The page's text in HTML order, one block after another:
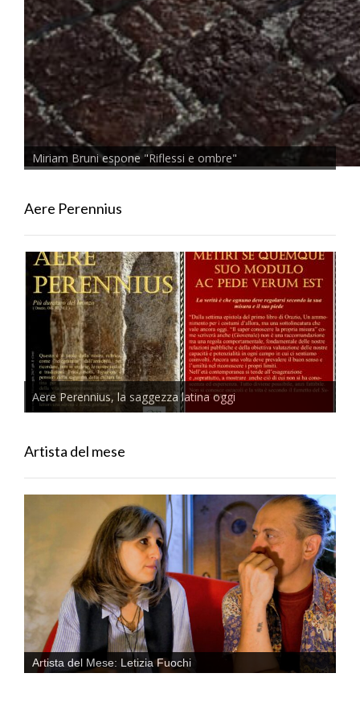
Miriam Bruni espone "Riflessi e ombre"
Aere Perennius
Aere Perennius, la saggezza latina oggi
Artista del mese
Artista del Mese: Letizia Fuochi